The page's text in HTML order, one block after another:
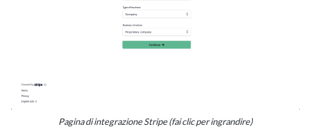
Pagina di integrazione Stripe (fai clic per ingrandire)